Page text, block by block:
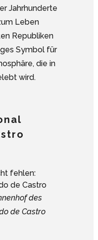
Jahrhunderte
Leben
Republiken
Symbol für
die in
wird.
des
de Castro